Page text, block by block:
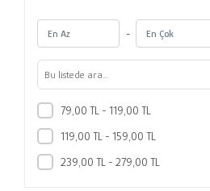
-
79,00 TL - 119,00 TL
119,00 TL - 159,00 TL
239,00 TL - 279,00 TL